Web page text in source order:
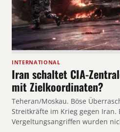
INTERNATIONAL
Iran schaltet CIA-
mit Zielkoordinaten?
Teheran/Moskau. Böse
Streitkräfte im Krieg gegen Iran.
Vergeltungsangriffen wurden